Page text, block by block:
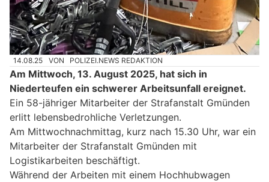
14.08.25 VON POLIZEI.NEWS REDAKTION
Am Mittwoch, 13. August 2025, hat sich in
Niederteufen ein schwerer Arbeitsunfall ereignet.
Ein 58-jähriger Mitarbeiter der Strafanstalt Gmünden
erlitt lebensbedrohliche Verletzungen.
Am Mittwochnachmittag, kurz nach 15.30 Uhr, war ein
Mitarbeiter der Strafanstalt Gmünden mit
Logistikarbeiten beschäftigt.
Während der Arbeiten mit einem Hochhubwagen